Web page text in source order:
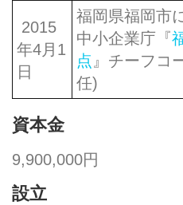
2015
年4月1
日
福岡県福岡市
中小企業庁『
点 』チーフコ
任)
資本金
9,900,000円
設立